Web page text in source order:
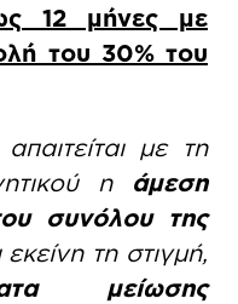
12 μήνες με
του 30% του
με τη
η άμεση
συνόλου της
τη στιγμή,
μείωσης